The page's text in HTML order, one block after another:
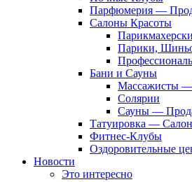
Парфюмерия —
Салоны Красоты
Парики,
Бани и Сауны
Массажисты —
Солярии
Сауны —
Татуировка —
Фитнес-Клубы
Оздоровительные
Новости
Это интересно